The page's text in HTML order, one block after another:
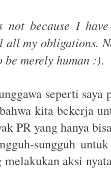
not because I
all my obligations.
be merely human :).
seperti
kita bekerja
PR yang hanya
sungguh
melakukan aksi